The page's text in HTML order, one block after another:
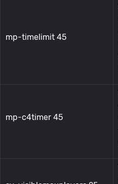
mp-timelimit 45
mp-c4timer 45